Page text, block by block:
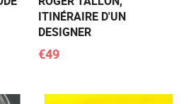
ITINÉRAIRE D'UN
DESIGNER
€49